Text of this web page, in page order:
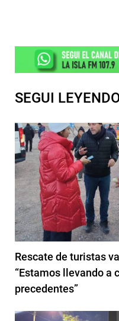
SEGUI
Rescate de turistas
“Estamos llevando a
precedentes”